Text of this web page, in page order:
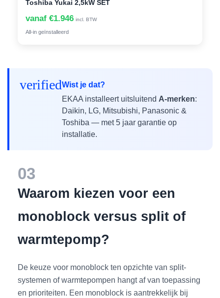
Toshiba Yukai 2,5kW SET
vanaf €1.946 incl. BTW
All-in geïnstalleerd
verifiedWist je dat?
EKAA installeert uitsluitend A-merken:
Daikin, LG, Mitsubishi, Panasonic &
Toshiba — met 5 jaar garantie op
installatie.
03
Waarom kiezen voor een
monoblock versus split of
warmtepomp?
De keuze voor monoblock ten opzichte van split-
systemen of warmtepompen hangt af van toepassing
en prioriteiten. Een monoblock is aantrekkelijk bij